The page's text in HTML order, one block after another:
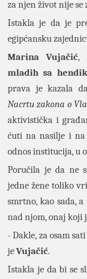
za njen život nije se
Istakla je da je
egipćansku
Marina Vujačić,
mladih sa
prava je kazala
Nacrtu zakona o
aktivistička i
ćuti na nasilje i na
odnos institucija, u
Poručila je da ne
jedne žene toliko
smrtno, kao sada,
nad njom, onaj koji
- Dakle, za osam
jeVujačić.
Istakla je da bi se